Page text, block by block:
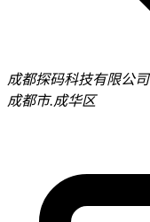
成都探码科技有限公司
成都市.成华区